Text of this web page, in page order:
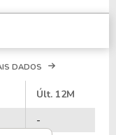
DADOS
Últ. 12M
-